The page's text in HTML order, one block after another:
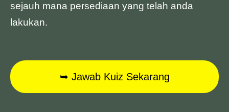
sejauh mana persediaan yang telah anda
lakukan.
➥ Jawab Kuiz Sekarang